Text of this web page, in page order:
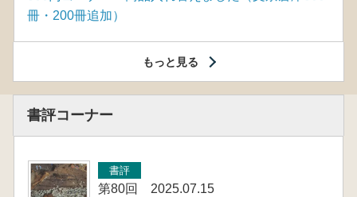
冊・200冊追加）
もっと見る
書評コーナー
書評
第80回 2025.07.15